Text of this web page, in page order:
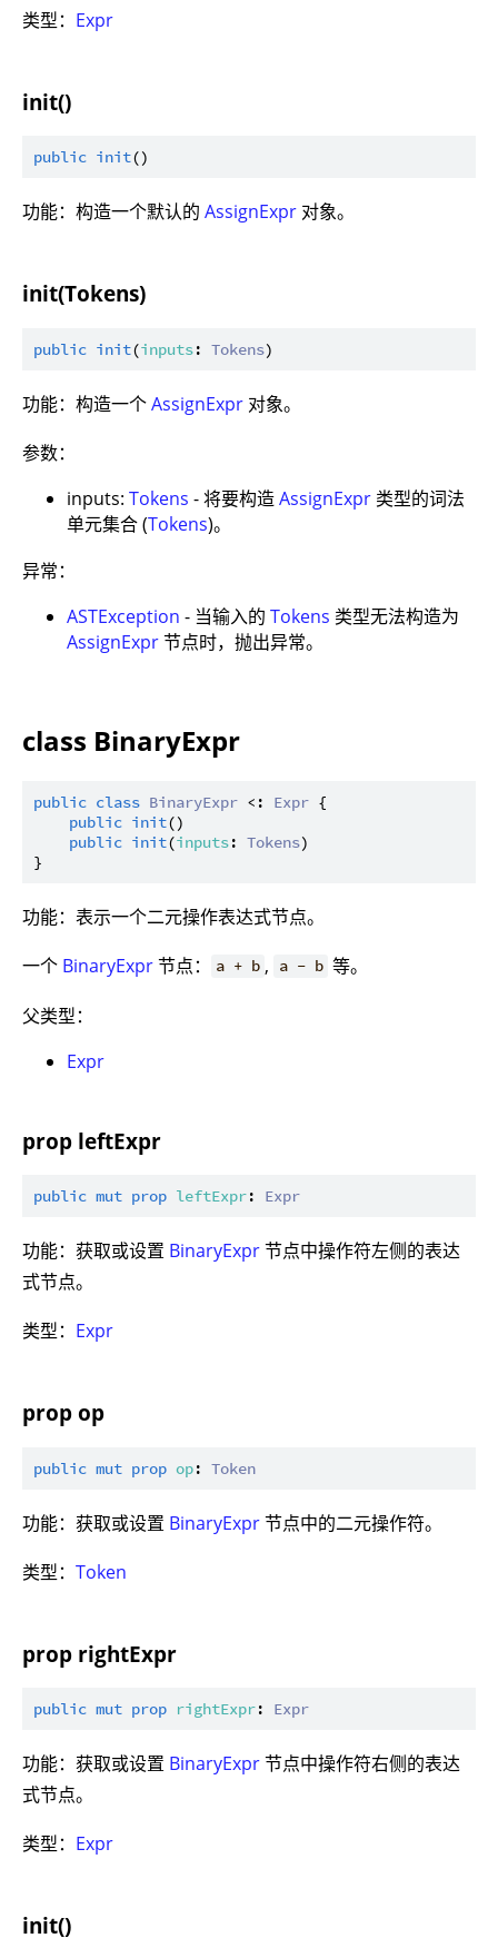
类型： Expr
init()
public init
功能：构造一个默认的 AssignExpr 对象。
init(Tokens)
public init(inputs: Tokens
功能：构造一个AssignExpr 对象。
参数：
inputs: Tokens - 将要构造AssignExpr 类型的词法
单元集合 (Tokens)。
异常：
ASTException - 当输入的 Tokens 类型无法构造为
AssignExpr节点时，抛出异常。
class BinaryExpr
public class BinaryExpr <: Expr {
public init()
public init(inputs: Tokens)
功能：表示一个二元操作表达式节点。
一个 BinaryExpr节点： a + b , a - b 等。
父类型：
Expr
prop leftExpr
public mut prop leftExpr: Expr
功能：获取或设置 BinaryExpr节点中操作符左侧的表达
式节点。
类型： Expr
prop op
public mut prop op: Token
功能：获取或设置 BinaryExpr节点中的二元操作符。
类型： Token
prop rightExpr
public mut prop rightExpr: Expr
功能：获取或设置 BinaryExpr节点中操作符右侧的表达
式节点。
类型： Expr
init()